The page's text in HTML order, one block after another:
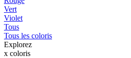
Vert
Violet
Tous
Tous les coloris
Explorez
x coloris